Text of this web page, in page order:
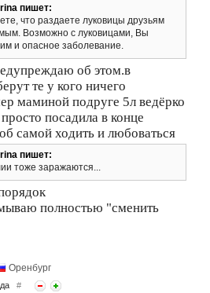
пишет:
что раздаете луковицы друзьям
Возможно с луковицами, Вы
и опасное заболевание.
об этом.в
те у кого ничего
маминой подруге 5л ведёрко
посадила в конце
самой ходить и любоваться
пишет:
тоже заражаются...
полностью "сменить
Оренбург
#